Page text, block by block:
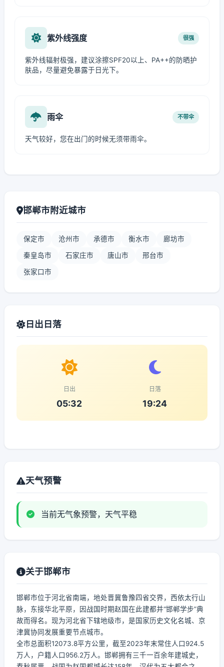
紫外线强度 很强
紫外线辐射极强，建议涂擦SPF20以上、PA++的防晒护
肤品，尽量避免暴露于日光下。
雨伞 不带伞
天气较好，您在出门的时候无须带雨伞。
邯郸市附近城市
保定市 沧州市 承德市 衡水市 廊坊市
秦皇岛市 石家庄市 唐山市 邢台市
张家口市
日出日落
日出
05:32
日落
19:24
天气预警
当前无气象预警，天气平稳
关于邯郸市
邯郸市位于河北省南端，地处晋冀鲁豫四省交界，西依太行山
脉，东接华北平原，因战国时期赵国在此建都并“邯郸学步”典
故而得名。现为河北省下辖地级市，是国家历史文化名城、京
津冀协同发展重要节点城市。
全市总面积12073.8平方公里，截至2023年末常住人口924.5
万人，户籍人口956.2万人。邯郸拥有三千一百余年建城史，